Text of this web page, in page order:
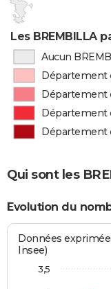
Les BREMBILLA
Aucun
Département
Département
Département
Département
Qui sont les
Evolution du
Données
Insee)
3,5